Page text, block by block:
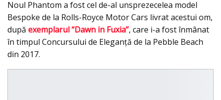
Noul Phantom a fost cel de-al unsprezecelea model
Bespoke de la Rolls-Royce Motor Cars livrat acestui om,
după exemplarul “Dawn in Fuxia”, care i-a fost înmânat
în timpul Concursului de Eleganţă de la Pebble Beach
din 2017.